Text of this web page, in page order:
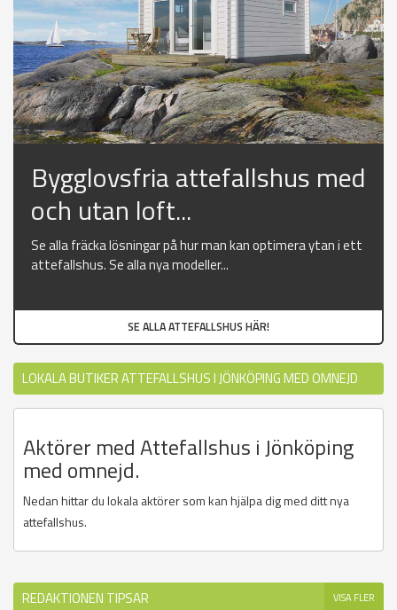
Bygglovsfria attefallshus med
och utan loft...
Se alla fräcka lösningar på hur man kan optimera ytan i ett
attefallshus. Se alla nya modeller...
SE ALLA ATTEFALLSHUS HÄR!
LOKALA BUTIKER ATTEFALLSHUS I JÖNKÖPING MED OMNEJD
Aktörer med Attefallshus i Jönköping
med omnejd.
Nedan hittar du lokala aktörer som kan hjälpa dig med ditt nya
attefallshus.
REDAKTIONEN TIPSAR VISA FLER